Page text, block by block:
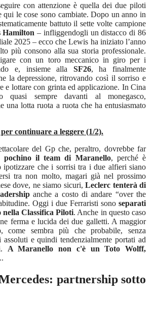
con attenzione è quella dei due piloti
qui le cose sono cambiate. Dopo un anno in
battuto il sette volte campione
Hamilton – infliggendogli un distacco di 86
2025 – ecco che Lewis ha iniziato l’anno
più consono alla sua storia professionale.
con un toro meccanico in giro per i
e, insieme alla SF26, ha finalmente
la depressione, ritrovando così il sorriso e
e lottare con grinta ed applicazione. In Cina
quasi sempre davanti al monegasco,
una lotta ruota a ruota che ha entusiasmato
continuare a leggere (1/2).
del Gp che, peraltro, dovrebbe far
pochino il team di Maranello, perché è
ipotizzare che i sorrisi tra i due alfieri siano
tra non molto, magari già nel prossimo
dove, ne siamo sicuri, Leclerc tenterà di
anche a costo di andare “over the
Oggi i due Ferraristi sono separati
nella Classifica Piloti. Anche in questo caso
ferma e lucida dei due galletti. A maggior
come sembra più che probabile, senza
e quindi tendenzialmente portati ad
A Maranello non c'è un Toto Wolff,
partnership sotto